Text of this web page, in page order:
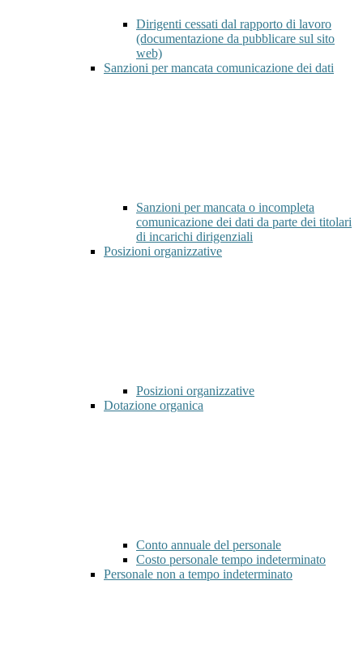
Dirigenti cessati dal rapporto di lavoro
(documentazione da pubblicare sul sito
web)
Sanzioni per mancata comunicazione dei dati
Sanzioni per mancata o incompleta
comunicazione dei dati da parte dei titolari
di incarichi dirigenziali
Posizioni organizzative
Posizioni organizzative
Dotazione organica
Conto annuale del personale
Costo personale tempo indeterminato
Personale non a tempo indeterminato